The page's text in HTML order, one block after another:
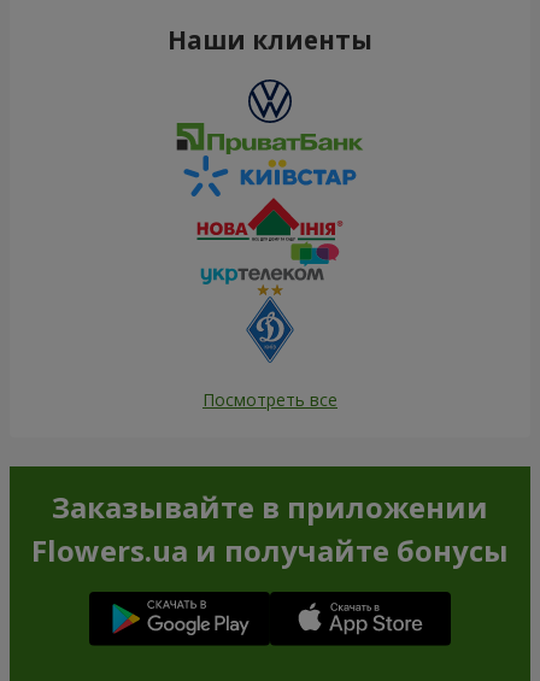
Наши клиенты
Посмотреть все
Заказывайте в приложении
Flowers.ua и получайте бонусы